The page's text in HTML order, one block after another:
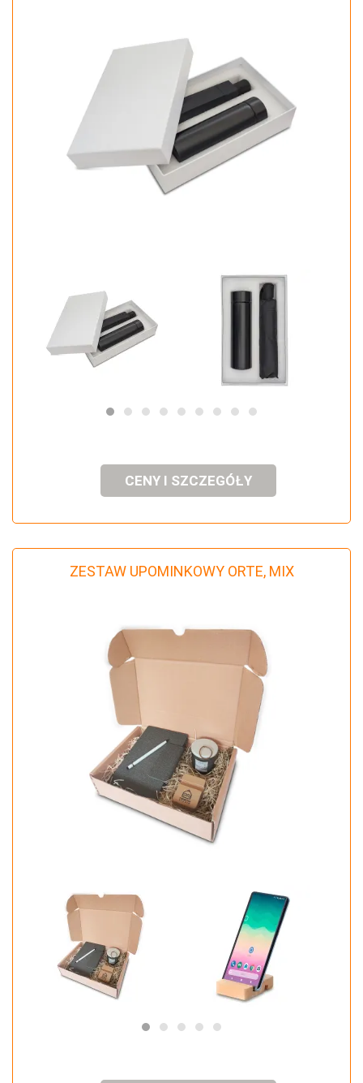
CENY I SZCZEGÓŁY
ZESTAW UPOMINKOWY ORTE, MIX